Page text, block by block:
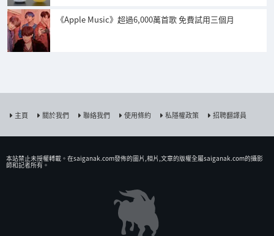
《Apple Music》超過6,000萬首歌 免費試用三個月
主頁 關於我們 聯絡我們 使用條約 私隱權政策 招聘翻譯員
本站禁止未授權𨍭載。在saiganak.com發佈的圖片,相片,文章的版權全屬saiganak.com的攝影
師和記者所有。